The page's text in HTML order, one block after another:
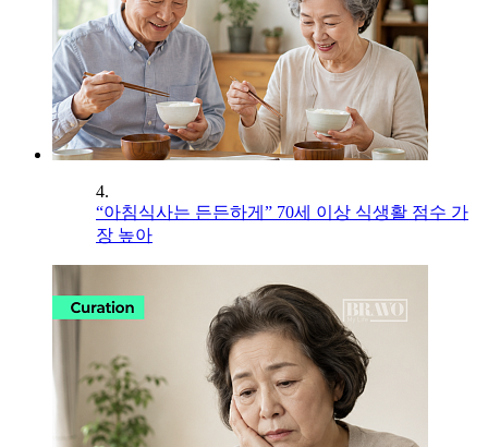
4.
“아침식사는 든든하게” 70세 이상 식생활 점수 가
장 높아